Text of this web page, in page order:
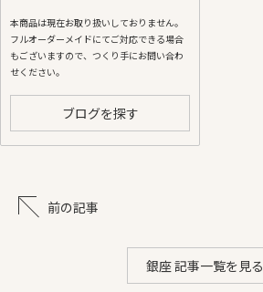
本商品は現在お取り扱いしておりません。
フルオーダーメイドにてご対応できる場合
もございますので、つくり手にお問い合わ
せください。
ブログを探す
前の記事
銀座 記事一覧を見る